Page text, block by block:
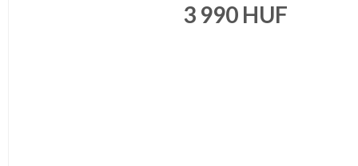
3 990 HUF